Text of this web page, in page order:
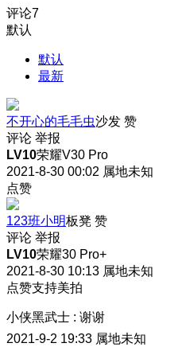
评论7
默认
默认
最新
不开心的毛毛虫沙发 赞
评论 举报
LV10荣耀V30 Pro
2021-8-30 00:02 属地未知
点赞
123班小明板凳 赞
评论 举报
LV10荣耀30 Pro+
2021-8-30 10:13 属地未知
点赞支持美拍
小侠黑武士 : 谢谢
2021-9-2 19:33 属地未知